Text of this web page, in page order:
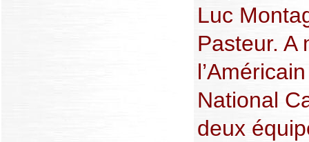
Luc
Pasteur. A
National
deux